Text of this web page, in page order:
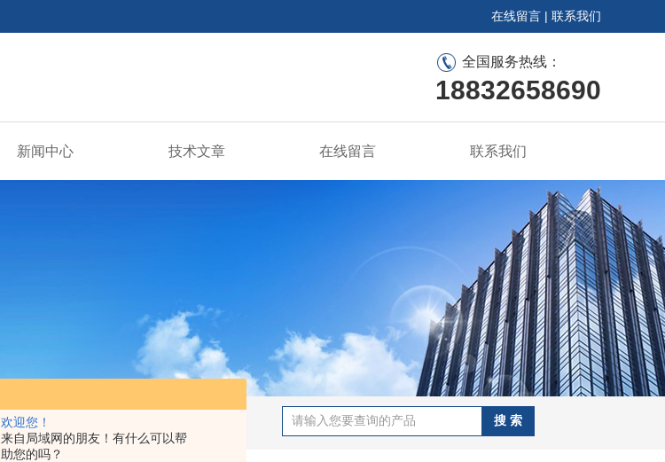
欢迎您！
来自局域网的朋友！有什么可以帮
助您的吗？
在线留言 | 联系我们
全国服务热线：
18832658690
新闻中心 技术文章 在线留言 联系我们